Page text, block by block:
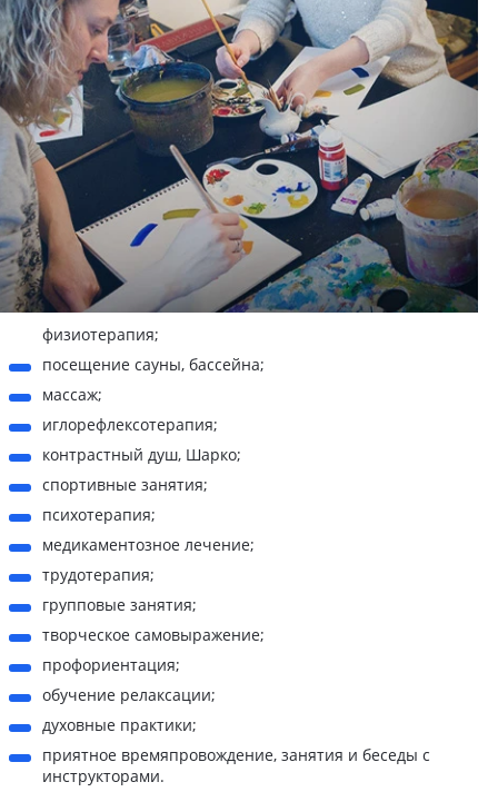
физиотерапия;
посещение сауны, бассейна;
массаж;
иглорефлексотерапия;
контрастный душ, Шарко;
спортивные занятия;
психотерапия;
медикаментозное лечение;
трудотерапия;
групповые занятия;
творческое самовыражение;
профориентация;
обучение релаксации;
духовные практики;
приятное времяпровождение, занятия и беседы с
инструкторами.